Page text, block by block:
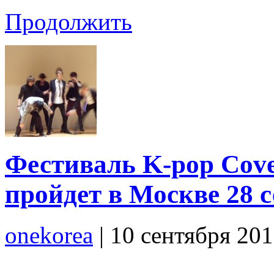
Продолжить
Фестиваль K-pop
пройдет в Москве 28
onekorea | 10 сентября